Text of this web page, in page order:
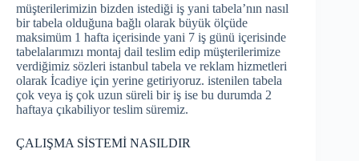
müşterilerimizin bizden istediği iş yani tabela’nın nasıl
bir tabela olduğuna bağlı olarak büyük ölçüde
maksimüm 1 hafta içerisinde yani 7 iş günü içerisinde
tabelalarımızı montaj dail teslim edip müşterilerimize
verdiğimiz sözleri istanbul tabela ve reklam hizmetleri
olarak İcadiye için yerine getiriyoruz. istenilen tabela
çok veya iş çok uzun süreli bir iş ise bu durumda 2
haftaya çıkabiliyor teslim süremiz.
ÇALIŞMA SİSTEMİ NASILDIR